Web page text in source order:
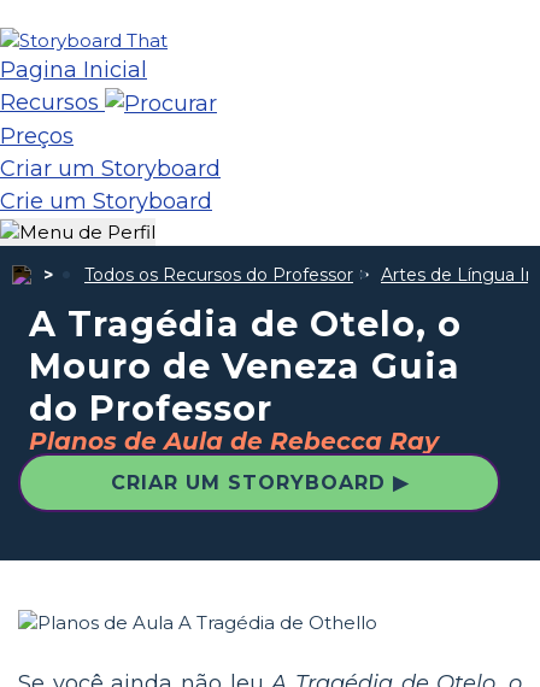
Pagina Inicial
Recursos
Preços
Criar um Storyboard
Crie um Storyboard
Todos os Recursos do Professor Artes de Língua
A Tragédia de Otelo, o
Mouro de Veneza Guia
do Professor
Planos de Aula de Rebecca Ray
CRIAR UM STORYBOARD ▶